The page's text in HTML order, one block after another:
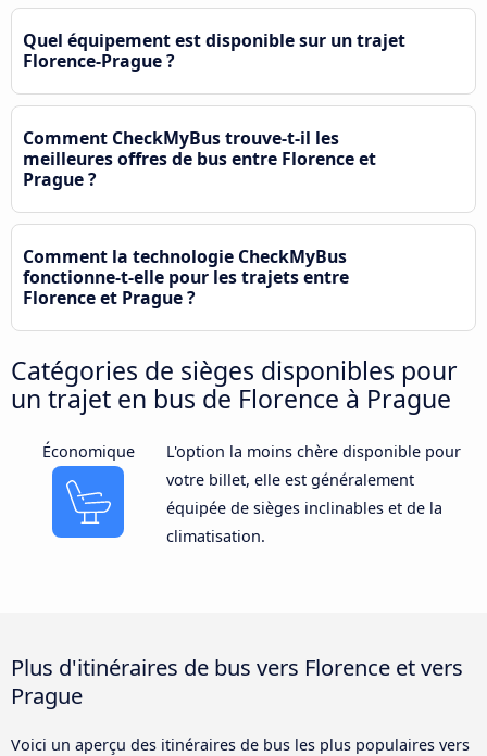
Quel équipement est disponible sur un trajet
Florence-Prague ?
Comment CheckMyBus trouve-t-il les
meilleures offres de bus entre Florence et
Prague ?
Comment la technologie CheckMyBus
fonctionne-t-elle pour les trajets entre
Florence et Prague ?
Catégories de sièges disponibles pour
un trajet en bus de Florence à Prague
Économique
L'option la moins chère disponible pour
votre billet, elle est généralement
équipée de sièges inclinables et de la
climatisation.
Plus d'itinéraires de bus vers Florence et vers
Prague
Voici un aperçu des itinéraires de bus les plus populaires vers